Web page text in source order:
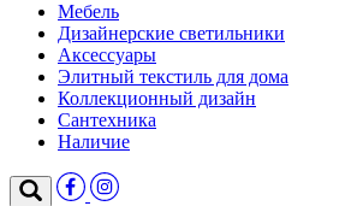
Мебель
Дизайнерские светильники
Аксессуары
Элитный текстиль для дома
Коллекционный дизайн
Сантехника
Наличие